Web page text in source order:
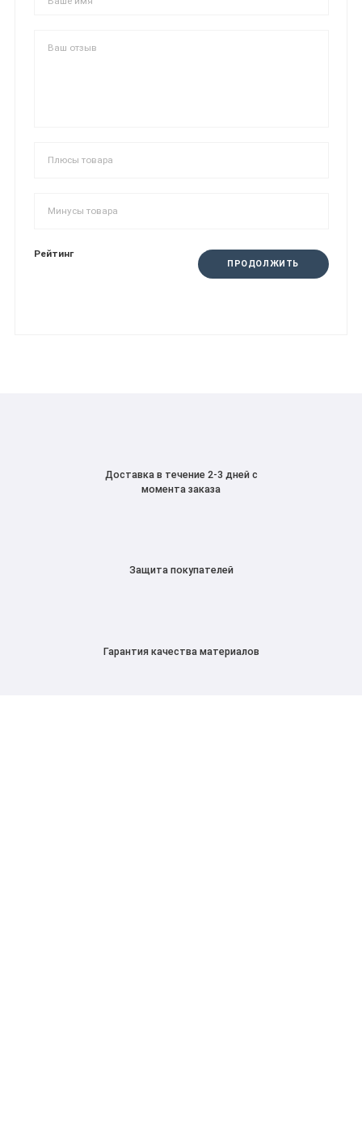
Рейтинг
ПРОДОЛЖИТЬ
Доставка в течение 2-3 дней с
момента заказа
Защита покупателей
Гарантия качества материалов